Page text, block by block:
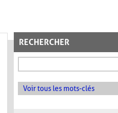
RECHERCHER
Voir tous les mots-clés